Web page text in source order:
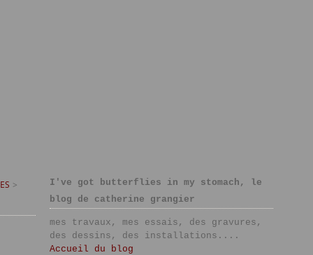
>
I've got butterflies in my stomach, le
blog de catherine grangier
mes travaux, mes essais, des gravures,
des dessins, des installations....
Accueil du blog